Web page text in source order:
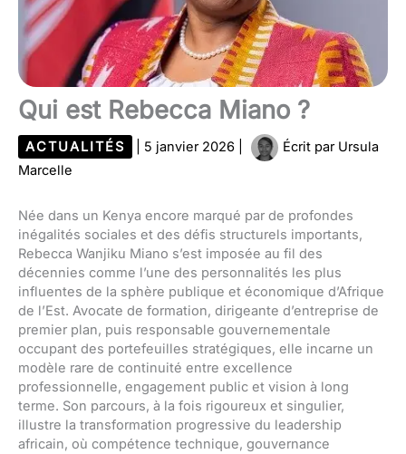
Qui est Rebecca Miano ?
ACTUALITÉS 5 janvier 2026 Écrit par Ursula
Marcelle
Née dans un Kenya encore marqué par de profondes
inégalités sociales et des défis structurels importants,
Rebecca Wanjiku Miano s’est imposée au fil des
décennies comme l’une des personnalités les plus
influentes de la sphère publique et économique d’Afrique
de l’Est. Avocate de formation, dirigeante d’entreprise de
premier plan, puis responsable gouvernementale
occupant des portefeuilles stratégiques, elle incarne un
modèle rare de continuité entre excellence
professionnelle, engagement public et vision à long
terme. Son parcours, à la fois rigoureux et singulier,
illustre la transformation progressive du leadership
africain, où compétence technique, gouvernance